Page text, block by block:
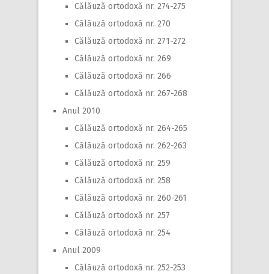
Călăuză ortodoxă nr. 274-275
Călăuză ortodoxă nr. 270
Călăuză ortodoxă nr. 271-272
Călăuză ortodoxă nr. 269
Călăuză ortodoxă nr. 266
Călăuză ortodoxă nr. 267-268
Anul 2010
Călăuză ortodoxă nr. 264-265
Călăuză ortodoxă nr. 262-263
Călăuză ortodoxă nr. 259
Călăuză ortodoxă nr. 258
Călăuză ortodoxă nr. 260-261
Călăuză ortodoxă nr. 257
Călăuză ortodoxă nr. 254
Anul 2009
Călăuză ortodoxă nr. 252-253